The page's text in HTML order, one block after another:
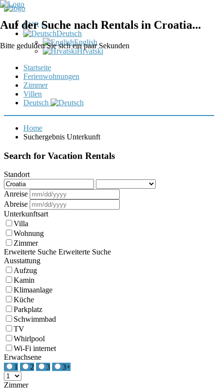
EUR €
Deutsch
English
Hrvatski
Startseite
Ferienwohnungen
Zimmer
Villen
Deutsch
Auf der Suche nach Rentals in Croatia...
Bitte gedulden Sie sich ein paar Sekunden
Home
Suchergebnis Unterkunft
Search for Vacation Rentals
Standort
Anreise
Abreise
Unterkunftsart
Villa
Wohnung
Zimmer
Erweiterte Suche Erweiterte Suche
Ausstattung
Aufzug
Kamin
Klimaanlage
Küche
Parkplatz
Schwimmbad
TV
Whirlpool
Wi-Fi internet
Erwachsene
1
2 3 3+
Zimmer